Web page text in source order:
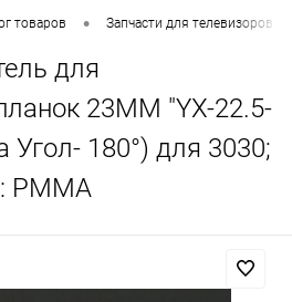
товаров • Запчасти для телевизоров
для
23ММ "YX-22.5-
Угол- 180°) для 3030;
PMMA